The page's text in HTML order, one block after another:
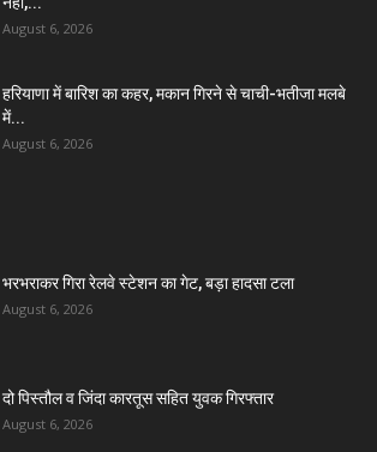
August 6, 2026
हरियाणा में बारिश का कहर, मकान गिरने से चाची-भतीजा मलबे
में...
August 6, 2026
भरभराकर गिरा रेलवे स्टेशन का गेट, बड़ा हादसा टला
August 6, 2026
दो पिस्तौल व जिंदा कारतूस सहित युवक गिरफ्तार
August 6, 2026